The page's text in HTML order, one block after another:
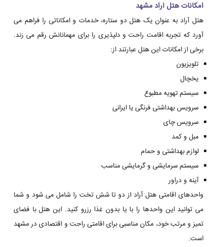
امکانات هتل آراد مشهد
هتل آراد به عنوان یک هتل دو ستاره، خدمات و امکاناتی را فراهم می
آورد که تجربه اقامت راحت و دلپذیری را برای مهمانانش رقم می زند.
برخی از امکانات این هتل عبارتند از:
تلویزیون
یخچال
سیستم تهویه مطبوع
سرویس بهداشتی فرنگی یا ایرانی
سرویس چای
مبل و کمد
لوازم بهداشتی و حمام
سیستم سرمایشی و گرمایشی مناسب
آینه و دراور
واحدهای اقامتی هتل آراد از دو تا شش تخت را شامل می شود و شما
می توانید این واحدها را با یا بدون غذا رزرو کنید. این هتل با فضای
تمیز و مرتب خود، مکان مناسبی برای اقامتی راحت و اقتصادی در مشهد
است.